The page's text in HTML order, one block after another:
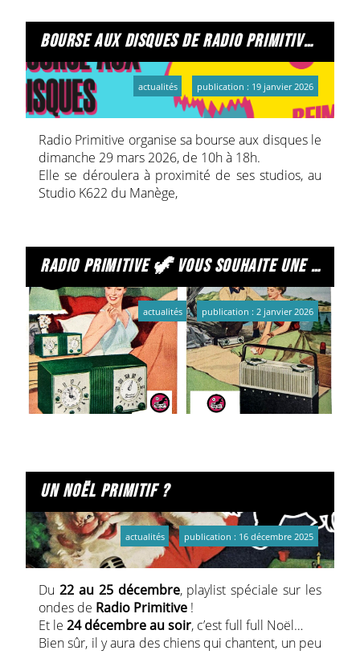
bourse aux disques de radio primitive ! 29 mars 2026 !
actualités publication : 19 janvier 2026
Radio Primitive organise sa bourse aux disques le
dimanche 29 mars 2026, de 10h à 18h.
Elle se déroulera à proximité de ses studios, au
Studio K622 du Manège,
vinyles !
Entrée libre et gratuite
Sur place :
Buvette et petite restauration.
Espace exposants de 150 m²
Stand de la radio et émissions spéciales tout au
long de la journée
On vous attend nombreuses et nombreux !
radio primitive 🦖 vous souhaite une excellente année 2026 !
actualités publication : 2 janvier 2026
un noël primitif ?
actualités publication : 16 décembre 2025
Du 22 au 25 décembre, playlist spéciale sur les
ondes de Radio Primitive !
Et le 24 décembre au soir, c’est full full Noël…
Bien sûr, il y aura des chiens qui chantent, un peu